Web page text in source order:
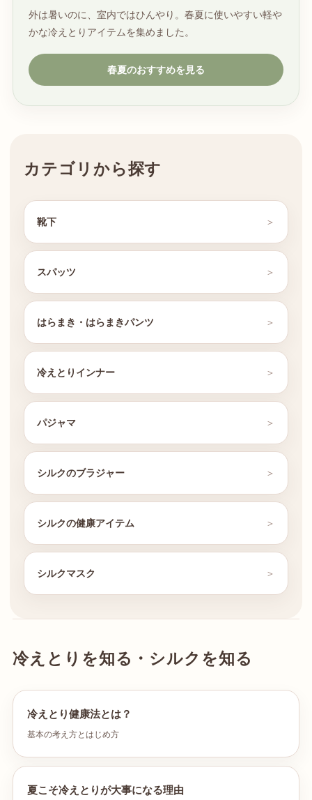
外は暑いのに、室内ではひんやり。春夏に使いやすい軽や
かな冷えとりアイテムを集めました。
春夏のおすすめを見る
カテゴリから探す
靴下
スパッツ
はらまき・はらまきパンツ
冷えとりインナー
パジャマ
シルクのブラジャー
シルクの健康アイテム
シルクマスク
冷えとりを知る・シルクを知る
冷えとり健康法とは？
基本の考え方とはじめ方
夏こそ冷えとりが大事になる理由